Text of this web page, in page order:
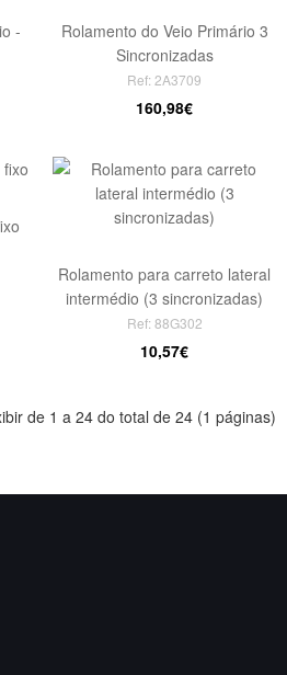
-
Rolamento do Veio Primário 3
Sincronizadas
Ref: 2A3709
160,98€
Rolamento para carreto lateral
intermédio (3 sincronizadas)
Ref: 88G302
10,57€
de 1 a 24 do total de 24 (1 páginas)